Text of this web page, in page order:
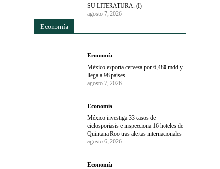
SU LITERATURA. (I)
agosto 7, 2026
Economía
Economía
México exporta cerveza por 6,480 mdd y
llega a 98 países
agosto 7, 2026
Economía
México investiga 33 casos de
ciclosporiasis e inspecciona 16 hoteles de
Quintana Roo tras alertas internacionales
agosto 6, 2026
Economía